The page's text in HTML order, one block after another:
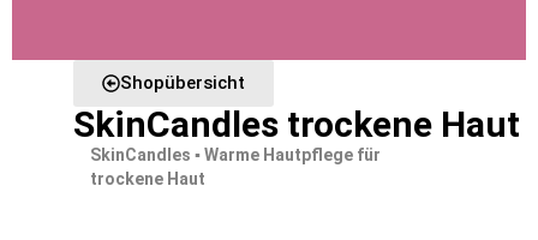
Shopübersicht
SkinCandles trockene Haut
SkinCandles▪Warme Hautpflege für
trockene Haut